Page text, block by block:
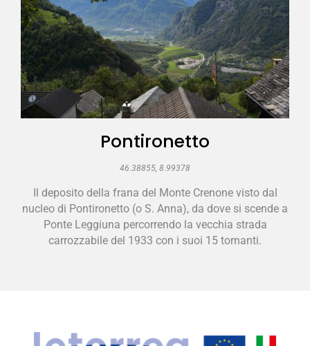
Pontironetto
46.38855, 8.99378
Il deposito della frana del Monte Crenone visto dal
nucleo di Pontironetto (o S. Anna), da dove si scende a
Ponte Leggiuna percorrendo la vecchia strada
carrozzabile del 1933 con i suoi 15 tornanti.